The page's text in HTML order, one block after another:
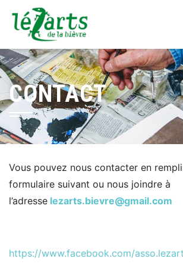
CONTACT
Vous pouvez nous contacter en
formulaire suivant ou nous joindre à
l’adresse lezarts.bievre@gmail.com
https://www.facebook.com/